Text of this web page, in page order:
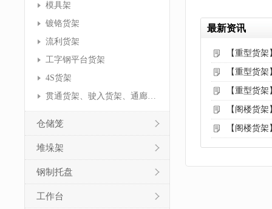
模具架
镀铬货架
流利货架
工字钢平台货架
4S货架
贯通货架、驶入货架、通廊货架
仓储笼
堆垛架
钢制托盘
工作台
最新资讯
【重型货
【重型货
【重型货
【阁楼货
【阁楼货